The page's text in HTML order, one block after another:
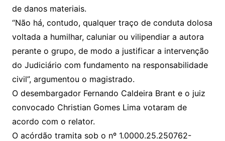
de danos materiais.
“Não há, contudo, qualquer traço de conduta dolosa
voltada a humilhar, caluniar ou vilipendiar a autora
perante o grupo, de modo a justificar a intervenção
do Judiciário com fundamento na responsabilidade
civil”, argumentou o magistrado.
O desembargador Fernando Caldeira Brant e o juiz
convocado Christian Gomes Lima votaram de
acordo com o relator.
O acórdão tramita sob o nº 1.0000.25.250762-